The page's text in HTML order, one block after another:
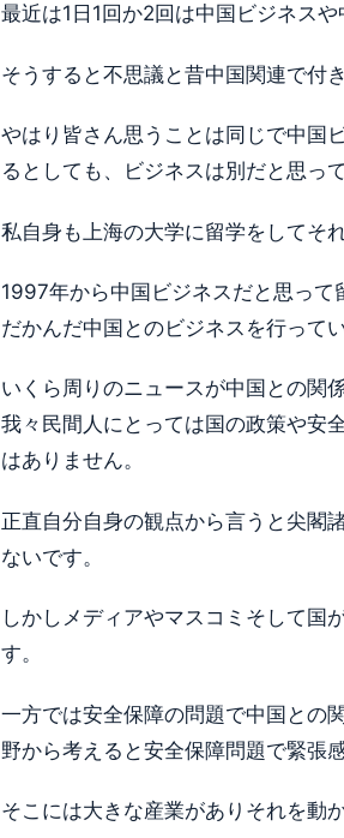
最近は1日1回か2回は中国ビジネス
そうすると不思議と昔中国関連で付
やはり皆さん思うことは同じで中国
るとしても、ビジネスは別だと思っ
私自身も上海の大学に留学をしてそ
1997年から中国ビジネスだと思っ
だかんだ中国とのビジネスを行ってい
いくら周りのニュースが中国との関
我々民間人にとっては国の政策や安
はありません。
正直自分自身の観点から言うと尖閣
ないです。
しかしメディアやマスコミそして国
す。
一方では安全保障の問題で中国との
野から考えると安全保障問題で緊張
そこには大きな産業がありそれを動